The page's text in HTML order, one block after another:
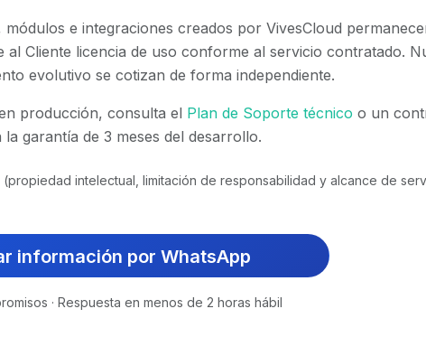
e integraciones creados por VivesCloud
Cliente licencia de uso conforme al servicio contratado.
evolutivo se cotizan de forma independiente.
producción, consulta el Plan de Soporte técnico o un
garantía de 3 meses del desarrollo.
(propiedad intelectual, limitación de responsabilidad y alcance de
información por WhatsApp
· Respuesta en menos de 2 horas hábil